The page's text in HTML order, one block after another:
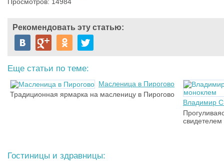
Рекомендовать эту статью:
Еще статьи по теме:
Масленица в Пирогово
Традиционная ярмарка на масленицу в Пирогово
Владимир
Гостиницы и здравницы: